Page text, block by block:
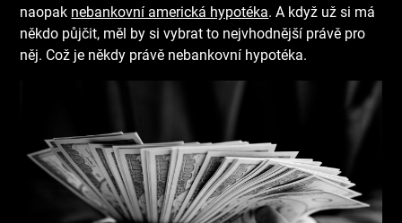
naopak nebankovní americká hypotéka. A když už si má
někdo půjčit, měl by si vybrat to nejvhodnější právě pro
něj. Což je někdy právě nebankovní hypotéka.